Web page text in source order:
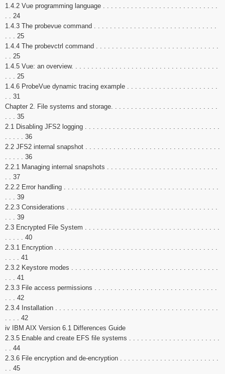
1.4.2 Vue programming language . . . . . . . . . . . . . . . . . . . . . . . . . . . . .
. . 24
1.4.3 The probevue command . . . . . . . . . . . . . . . . . . . . . . . . . . . . . . .
. . . 25
1.4.4 The probevctrl command . . . . . . . . . . . . . . . . . . . . . . . . . . . . . . .
. . 25
1.4.5 Vue: an overview. . . . . . . . . . . . . . . . . . . . . . . . . . . . . . . . . . . . .
. . . 25
1.4.6 ProbeVue dynamic tracing example . . . . . . . . . . . . . . . . . . . . . . .
. . 31
Chapter 2. File systems and storage. . . . . . . . . . . . . . . . . . . . . . . . . . .
. . . 35
2.1 Disabling JFS2 logging . . . . . . . . . . . . . . . . . . . . . . . . . . . . . . . . . .
. . . . . 36
2.2 JFS2 internal snapshot . . . . . . . . . . . . . . . . . . . . . . . . . . . . . . . . . .
. . . . . 36
2.2.1 Managing internal snapshots . . . . . . . . . . . . . . . . . . . . . . . . . . . .
. . 37
2.2.2 Error handling . . . . . . . . . . . . . . . . . . . . . . . . . . . . . . . . . . . . . . .
. . . 39
2.2.3 Considerations . . . . . . . . . . . . . . . . . . . . . . . . . . . . . . . . . . . . . .
. . . 39
2.3 Encrypted File System . . . . . . . . . . . . . . . . . . . . . . . . . . . . . . . . . .
. . . . . 40
2.3.1 Encryption . . . . . . . . . . . . . . . . . . . . . . . . . . . . . . . . . . . . . . . . .
. . . . 41
2.3.2 Keystore modes . . . . . . . . . . . . . . . . . . . . . . . . . . . . . . . . . . . . .
. . . 41
2.3.3 File access permissions . . . . . . . . . . . . . . . . . . . . . . . . . . . . . . .
. . . 42
2.3.4 Installation . . . . . . . . . . . . . . . . . . . . . . . . . . . . . . . . . . . . . . . . .
. . . . 42
iv IBM AIX Version 6.1 Differences Guide
2.3.5 Enable and create EFS file systems . . . . . . . . . . . . . . . . . . . . . . .
. . 44
2.3.6 File encryption and de-encryption . . . . . . . . . . . . . . . . . . . . . . . . .
. . 45